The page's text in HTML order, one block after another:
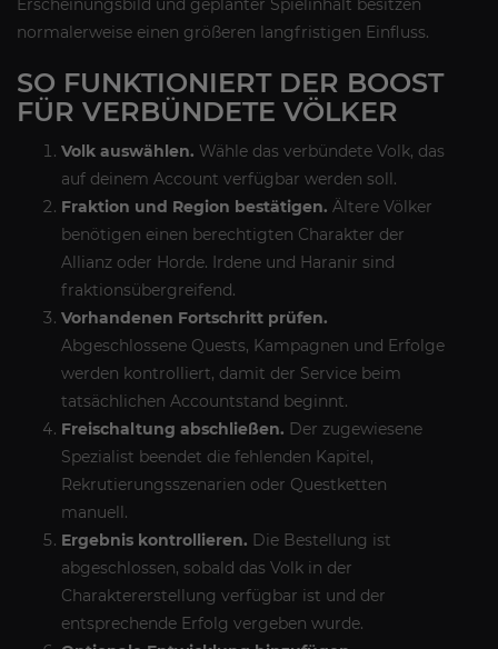
Erscheinungsbild und geplanter Spielinhalt besitzen
normalerweise einen größeren langfristigen Einfluss.
SO FUNKTIONIERT DER BOOST
FÜR VERBÜNDETE VÖLKER
Volk auswählen. Wähle das verbündete Volk, das
auf deinem Account verfügbar werden soll.
Fraktion und Region bestätigen. Ältere Völker
benötigen einen berechtigten Charakter der
Allianz oder Horde. Irdene und Haranir sind
fraktionsübergreifend.
Vorhandenen Fortschritt prüfen.
Abgeschlossene Quests, Kampagnen und Erfolge
werden kontrolliert, damit der Service beim
tatsächlichen Accountstand beginnt.
Freischaltung abschließen. Der zugewiesene
Spezialist beendet die fehlenden Kapitel,
Rekrutierungsszenarien oder Questketten
manuell.
Ergebnis kontrollieren. Die Bestellung ist
abgeschlossen, sobald das Volk in der
Charaktererstellung verfügbar ist und der
entsprechende Erfolg vergeben wurde.